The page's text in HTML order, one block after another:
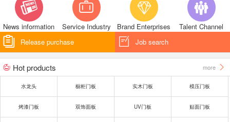

News information

Service Industry

Brand Enterprises

Talent Channel
 Release purchase  Job search
 Hot products more 
水龙头 橱柜门板 实木门板 模压门板
烤漆门板 双饰面板 UV门板 贴面门板